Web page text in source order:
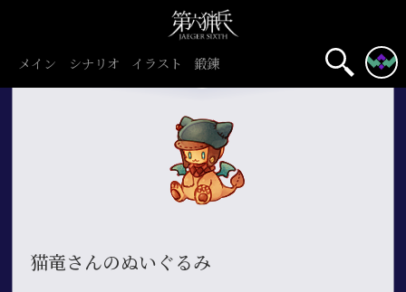
メイン シナリオ イラスト 鍛錬
猫竜さんのぬいぐるみ